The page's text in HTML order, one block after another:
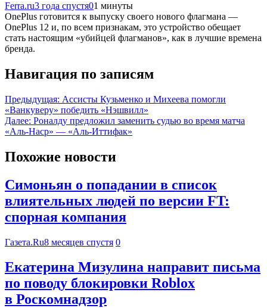
Ferra.ru3 года спустя01 минуты
OnePlus готовится к выпуску своего нового флагмана —
OnePlus 12 и, по всем признакам, это устройство обещает
стать настоящим «убийцей флагманов», как в лучшие времена
бренда.
Навигация по записям
Предыдущая: Ассисты Кузьменко и Михеева помогли
«Ванкуверу» победить «Нэшвилл»
Далее: Роналду предложил заменить судью во время матча
«Аль-Наср» — «Аль-Иттифак»
Похожие новости
Симоньян о попадании в список
влиятельных людей по версии FT:
спорная компания
Газета.Ru8 месяцев спустя 0
Екатерина Мизулина направит письма
по поводу блокировки Roblox
в Роскомнадзор